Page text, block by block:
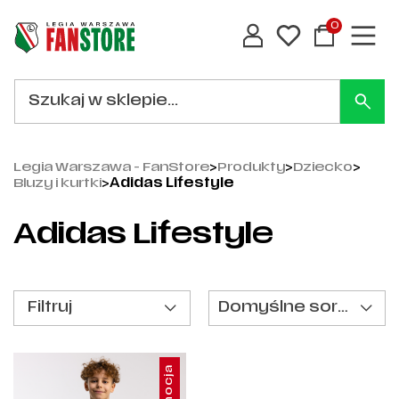
0
Legia Warszawa - FanStore>Produkty>Dziecko>
Bluzy i kurtki>Adidas Lifestyle
Adidas Lifestyle
Filtruj Domyślne sortowanie